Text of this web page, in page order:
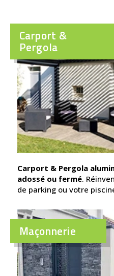
Carport &
Pergola
Carport & Pergola
adossé ou fermé.
de parking ou votre
Maçonnerie